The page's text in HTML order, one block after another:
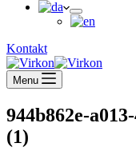
Kontakt
Menu
944b862e-
(1)